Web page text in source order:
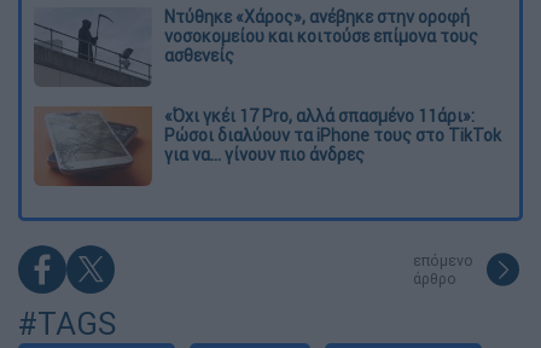
Ντύθηκε «Χάρος», ανέβηκε στην οροφή
νοσοκομείου και κοιτούσε επίμονα τους
ασθενείς
«Όχι γκέι 17 Pro, αλλά σπασμένο 11άρι»:
Ρώσοι διαλύουν τα iPhone τους στο TikTok
για να... γίνουν πιο άνδρες
επόμενο
άρθρο
#TAGS